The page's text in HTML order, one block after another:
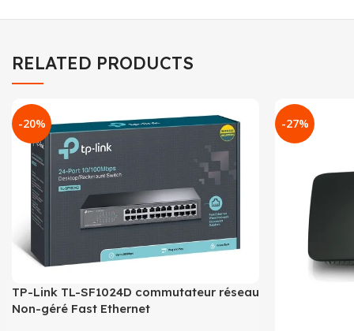
RELATED PRODUCTS
-20%
TP-Link TL-SF1024D commutateur réseau
Non-géré Fast Ethernet
-27%